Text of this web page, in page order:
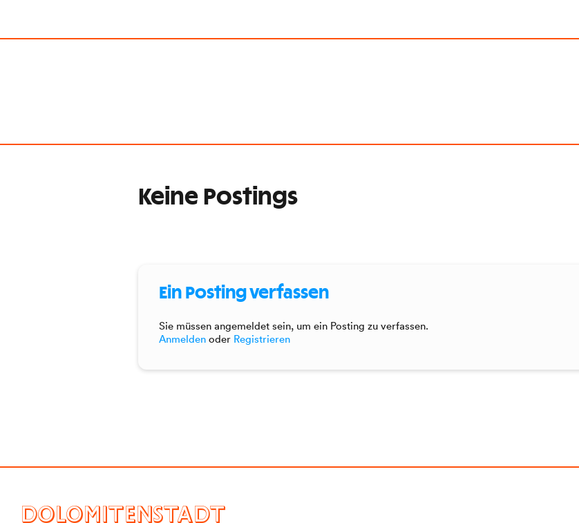
Keine Postings
Ein Posting verfassen
Sie müssen angemeldet sein, um ein Posting zu verfassen.
Anmelden oder Registrieren